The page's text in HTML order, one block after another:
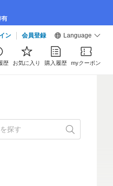
ン 会員登録 Language
歴 お気に入り 購入履歴 myクーポン